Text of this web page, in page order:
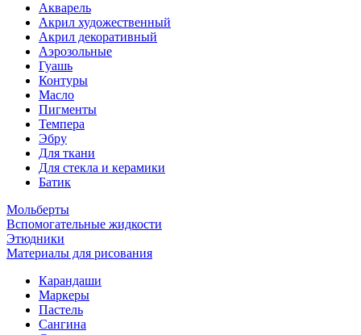
Акварель
Акрил художественный
Акрил декоративный
Аэрозольные
Гуашь
Контуры
Масло
Пигменты
Темпера
Эбру
Для ткани
Для стекла и керамики
Батик
Мольберты
Вспомогательные жидкости
Этюдники
Материалы для рисования
Карандаши
Маркеры
Пастель
Сангина